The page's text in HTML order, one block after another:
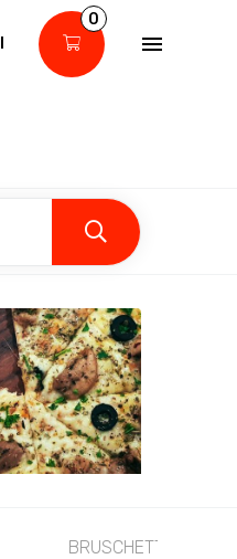
0
BRUSCHETTE